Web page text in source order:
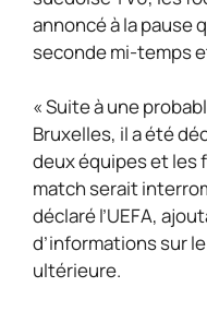
annoncé à la pause
seconde mi-temps
« Suite à une
Bruxelles, il a été
deux équipes et les
match serait
déclaré l’UEFA,
d’informations sur
ultérieure.